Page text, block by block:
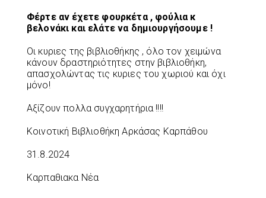
Φέρτε αν έχετε φουρκέτα , φούλια κ
βελονάκι και ελάτε να δημιουργήσουμε !
Οι κυριες της βιβλιοθήκης , όλο τον χειμώνα
κάνουν δραστηριότητες στην βιβλιοθήκη,
απασχολώντας τις κυριες του χωριού και όχι
μόνο!
Αξίζουν πολλα συγχαρητήρια !!!!
Κοινοτική Βιβλιοθήκη Αρκάσας Καρπάθου
31.8.2024
Καρπαθιακα Νέα